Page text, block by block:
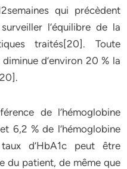
qui précèdent
l’équilibre de la
traités[20]. Toute
d’environ 20 % la
de l’hémoglobine
6,2 % de l’hémoglobine
d’HbA1c peut être
du patient, de même que